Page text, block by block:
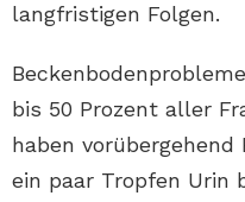
langfristigen Folgen.
bis 50 Prozent aller
haben
ein paar Tropfen Urin